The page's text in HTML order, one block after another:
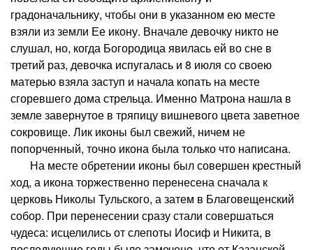
градоначальнику, чтобы они в указанном ею месте
взяли из земли Ее икону. Вначале девочку никто не
слушал, но, когда Богородица явилась ей во сне в
третий раз, девочка испугалась и 8 июля со своею
матерью взяла заступ и начала копать на месте
сгоревшего дома стрельца. Именно Матрона нашла в
земле завернутое в тряпицу вишневого цвета заветное
сокровище. Лик иконы был свежий, ничем не
попорченный, точно икона была только что написана.
На месте обретении иконы был совершен крестный
ход, а икона торжественно перенесена сначала к
церковь Николы Тульского, а затем в Благовещенский
собор. При перенесении сразу стали совершаться
чудеса: исцелились от слепоты Иосиф и Никита, в